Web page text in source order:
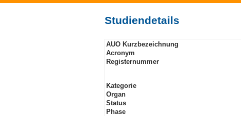
Studiendetails
AUO Kurzbezeichnung
Acronym
Registernummer
Kategorie
Organ
Status
Phase